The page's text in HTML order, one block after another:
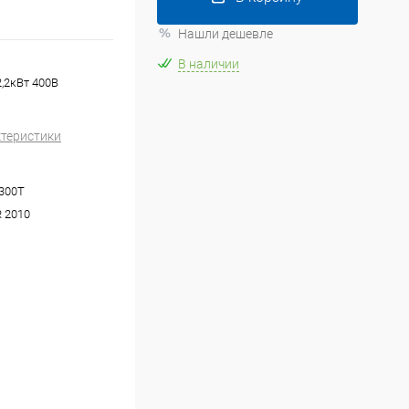
400В
2010
Нашли дешевле
В наличии